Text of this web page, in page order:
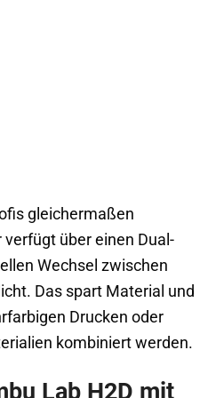
gleichermaßen
über einen Dual-
Wechsel zwischen
Das spart Material und
Drucken oder
kombiniert werden.
Lab H2D mit